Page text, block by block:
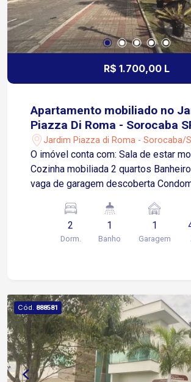
pessoas e excelente acesso por
público Localização estratégica para
que buscam visibilidade, praticidade
de deslocamento
R$ 1.700,00 L
Apartamento mobiliado no
Piazza Di Roma - Sorocaba
Jardim Piazza di Roma - Sorocaba/
O imóvel conta com: Sala de estar
Cozinha mobiliada 2 quartos
vaga de garagem descoberta Condomínio:
Localizado no Jardim Piazza Di
região residencial e bem estruturada
Sorocaba, com fácil acesso a
2
Dorm.
1
Banho
1
Garagem
Cód. 888581